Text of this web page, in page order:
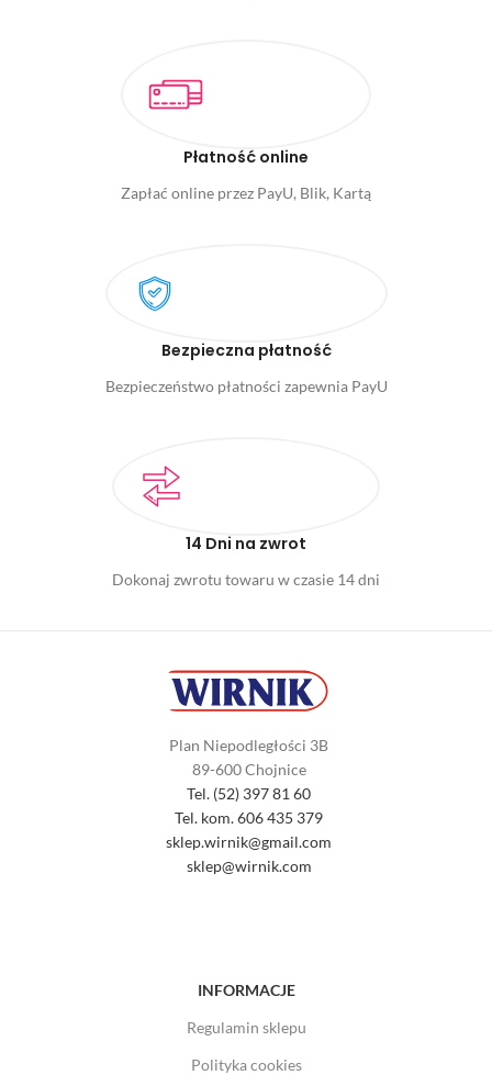
Płatność online
Zapłać online przez PayU, Blik, Kartą
Bezpieczna płatność
Bezpieczeństwo płatności zapewnia PayU
14 Dni na zwrot
Dokonaj zwrotu towaru w czasie 14 dni
Plan Niepodległości 3B
89-600 Chojnice
Tel. (52) 397 81 60
Tel. kom. 606 435 379
sklep.wirnik@gmail.com
sklep@wirnik.com
INFORMACJE
Regulamin sklepu
Polityka cookies